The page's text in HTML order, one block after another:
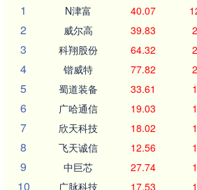
1
N津富 40.07
2 威尔高 39.83
3 科翔股份 64.32
4 锴威特 77.82
5 蜀道装备 33.61
6 广哈通信 19.03
7 欣天科技 18.02
8 飞天诚信 12.56
9 中巨芯 27.74
10 广脉科技 17.53